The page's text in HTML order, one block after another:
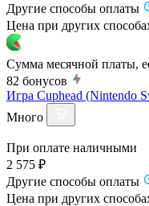
Другие способы оплаты
Цена при других
Сумма месячной платы,
82 бонусов
Игра Cuphead (Nintendo
Много
При оплате наличными
2 575 ₽
Другие способы оплаты
Цена при других